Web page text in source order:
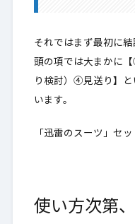
5. 比較結果
それではまず最初に
頭の項では大まかに
り検討）④見送り】と
います。
「迅雷のスーツ」セ
使い方次第